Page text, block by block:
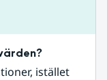
istället